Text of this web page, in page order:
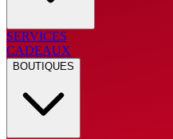
SERVICES
CADEAUX
BOUTIQUES